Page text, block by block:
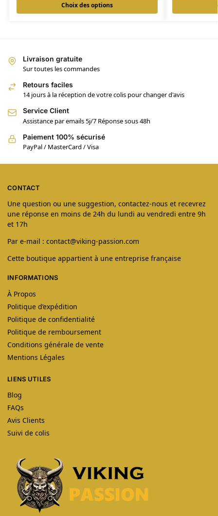
Choix des options
Livraison gratuite
Sur toutes les commandes
Retours faciles
14 jours à la réception de votre colis pour changer d'avis
Service Client
Assistance par emails 5j/7 Réponse sous 48h
Paiement 100% sécurisé
PayPal / MasterCard / Visa
CONTACT
Une question ou une suggestion, contactez-nous et recevrez
une réponse en moins de 24h du lundi au vendredi entre 9h
et 17h
Par e-mail : contact@viking-passion.com
Cette boutique appartient à une entreprise française
INFORMATIONS
À Propos
Politique d’expédition
Politique de confidentialité
Politique de remboursement
Conditions générale de vente
Mentions Légales
LIENS UTILES
Blog
FAQs
Avis Clients
Suivi de colis